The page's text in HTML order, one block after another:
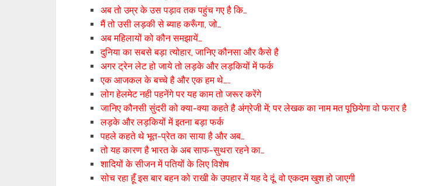
अब तो उम्र के उस पड़ाव तक पहुंच गए है कि…
मैं तो उसी लड़की से ब्याह करूँगा, जो…
अब महिलायों को कौन समझायें…
दुनिया का सबसे बड़ा त्योहार, जानिए कौनसा और कैसे है
अगर ट्रेन लेट हो जाये तो लड़के और लड़कियों में फर्क
एक आजकल के बच्चे है और एक हम थे…..
लोग हेलमेट नही पहनेंगे पर यह काम तो जरूर करेंगे
जानिए कौनसी सुंदरी को क्या-क्या कहते है अंग्रेजी में; पर लेखक का नाम मत पूछियेगा वो फरार है
लड़के और लड़कियों में इतना बड़ा फर्क
पहले कहते थे भूत-प्रेत का साया है और अब…
तो यह कारण है भारत के अब साफ-सुथरा रहने का…
शादियों के सीजन में पतियों के लिए विशेष
सोच रहा हूँ इस बार बहन को राखी के उपहार में यह दे दूं, वो एकदम खुश हो जाएगी